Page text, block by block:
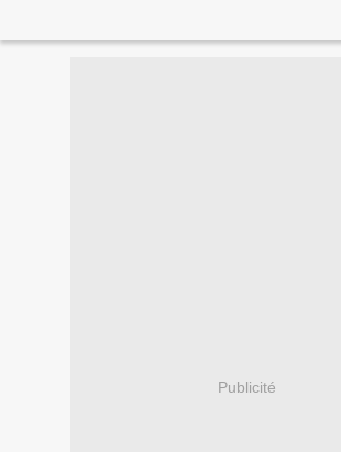
Publicité